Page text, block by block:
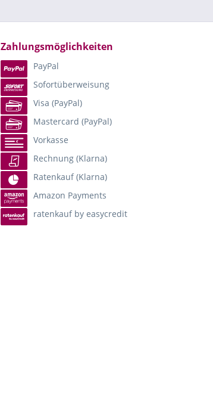
Zahlungsmöglichkeiten
PayPal
Sofortüberweisung
Visa (PayPal)
Mastercard (PayPal)
Vorkasse
Rechnung (Klarna)
Ratenkauf (Klarna)
Amazon Payments
ratenkauf by easycredit